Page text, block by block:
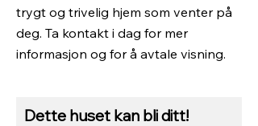
trygt og trivelig hjem som venter på
deg. Ta kontakt i dag for mer
informasjon og for å avtale visning.
Dette huset kan bli ditt!